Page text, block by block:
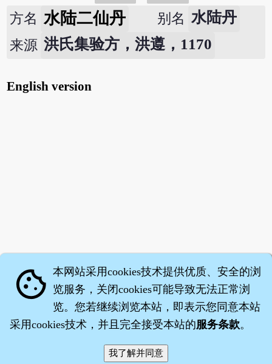
方名 水陆二仙丹 别名 水陆丹
来源 洪氏集验方，洪遵，1170
English version
·沈药子©2008～2026
cookie 本网站采用cookies技术提供优质、安全的浏
览服务，关闭cookies可能导致无法正常浏
览。您若继续浏览本站，即表示您同意本站
采用cookies技术，并且完全接受本站的服务条款。